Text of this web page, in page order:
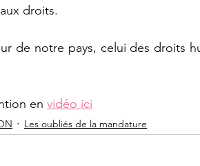
droits.
de notre pays, celui des droits
en vidéo ici
Les oubliés de la mandature